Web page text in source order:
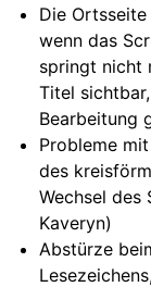
Die
wenn das
springt nicht
Titel
Bearbeitung
Probleme
des
Wechsel des
Kaveryn)
Abstürze